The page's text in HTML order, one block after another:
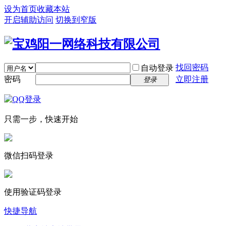
设为首页收藏本站
开启辅助访问 切换到窄版
自动登录 找回密码
密码
登录 立即注册
只需一步，快速开始
微信扫码登录
使用验证码登录
快捷导航